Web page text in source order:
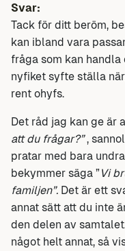
Svar:
Tack för ditt beröm,
kan ibland vara
fråga som kan handla
nyfiket syfte ställa
rent ohyfs.
Det råd jag kan ge är
att du frågar?”,
pratar med bara
bekymmer säga ”Vi
familjen”. Det är ett
annat sätt att du inte
den delen av
något helt annat, så